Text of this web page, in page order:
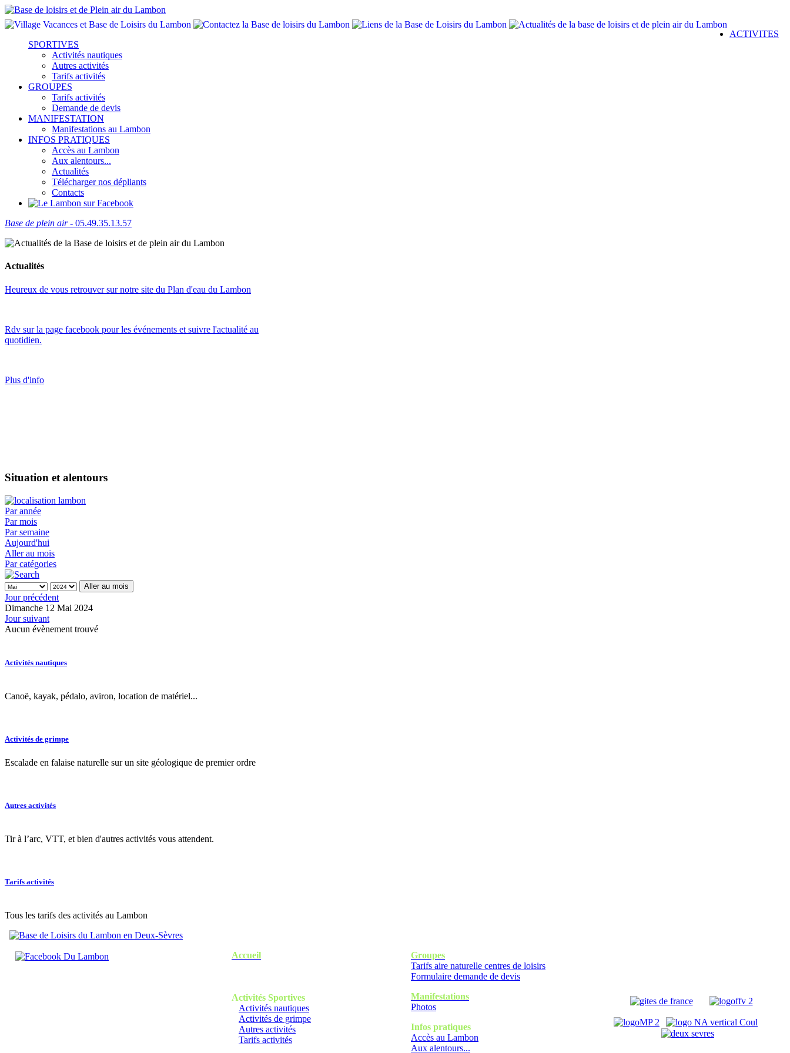
ACTIVITES
SPORTIVES
Activités nautiques
Autres activités
Tarifs activités
GROUPES
Tarifs activités
Demande de devis
MANIFESTATION
Manifestations au Lambon
INFOS PRATIQUES
Accès au Lambon
Aux alentours...
Actualités
Télécharger nos dépliants
Contacts
Base de plein air- 05.49.35.13.57
Actualités
Heureux de vous retrouver sur notre site du Plan d'eau du Lambon
Rdv sur la page facebook pour les événements et suivre l'actualité au
quotidien.
Plus d'info
Situation et alentours
Par année
Par mois
Par semaine
Aujourd'hui
Aller au mois
Par catégories
Aller au mois
Jour précédent
Dimanche 12 Mai 2024
Jour suivant
Aucun évènement trouvé
Activités nautiques
Canoë, kayak, pédalo, aviron, location de matériel...
Activités de grimpe
Escalade en falaise naturelle sur un site géologique de premier ordre
Autres activités
Tir à l’arc, VTT, et bien d'autres activités vous attendent.
Tarifs activités
Tous les tarifs des activités au Lambon
Accueil
Activités Sportives
Activités nautiques
Activités de grimpe
Autres activités
Tarifs activités
Groupes
Tarifs aire naturelle centres de loisirs
Formulaire demande de devis
Manifestations
Photos
Infos pratiques
Accès au Lambon
Aux alentours...